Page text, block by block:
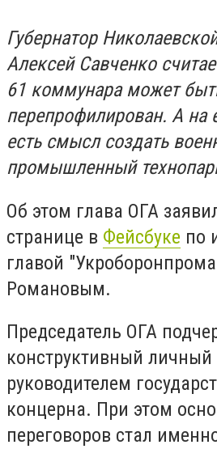
Губернатор
Алексей Савченко
61 коммунара может
перепрофилирован. А на
есть смысл создать
промышленный
Об этом глава ОГА
странице в Фейсбуке по
главой
Романовым.
Председатель ОГА
конструктивный личный
руководителем
концерна. При этом
переговоров стал